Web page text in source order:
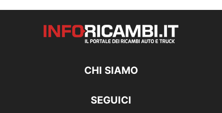
CHI SIAMO
SEGUICI